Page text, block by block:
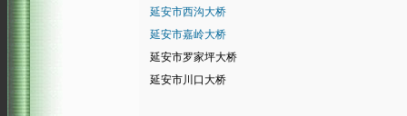
延安市西沟大桥
延安市嘉岭大桥
延安市罗家坪大桥
延安市川口大桥